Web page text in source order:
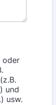
oder
und
usw.